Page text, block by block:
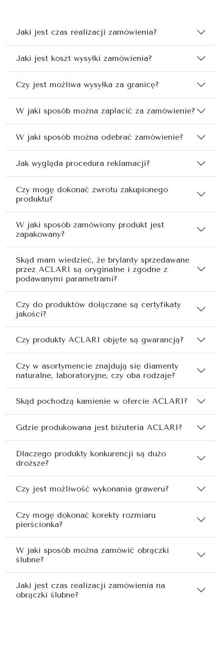
Jaki jest czas realizacji zamówienia?
Jaki jest koszt wysyłki zamówienia?
Czy jest możliwa wysyłka za granicę?
W jaki sposób można zapłacić za zamówienie?
W jaki sposób można odebrać zamówienie?
Jak wygląda procedura reklamacji?
Czy mogę dokonać zwrotu zakupionego
produktu?
W jaki sposób zamówiony produkt jest
zapakowany?
Skąd mam wiedzieć, że brylanty sprzedawane
przez ACLARI są oryginalne i zgodne z
podawanymi parametrami?
Czy do produktów dołączane są certyfikaty
jakości?
Czy produkty ACLARI objęte są gwarancją?
Czy w asortymencie znajdują się diamenty
naturalne, laboratoryjne, czy oba rodzaje?
Skąd pochodzą kamienie w ofercie ACLARI?
Gdzie produkowana jest biżuteria ACLARI?
Dlaczego produkty konkurencji są dużo
droższe?
Czy jest możliwość wykonania graweru?
Czy mogę dokonać korekty rozmiaru
pierścionka?
W jaki sposób można zamówić obrączki
ślubne?
Jaki jest czas realizacji zamówienia na
obrączki ślubne?